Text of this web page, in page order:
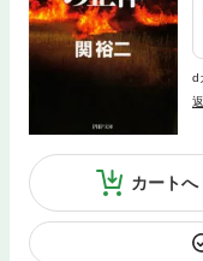
d
カートへ